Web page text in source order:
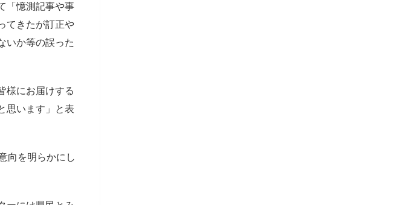
「憶測記事や事
てきたが訂正や
いか等の誤った
様にお届けする
思います」と表
向を明らかにし